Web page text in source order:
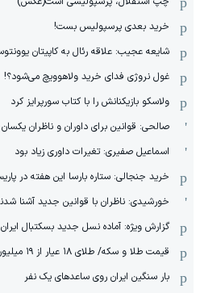
خرید بعدی پرسپولیس بست!
شایعه عجیب: علاقه رئال به کاپیتان
غول نروژی فدای خرید ولاهوویچ می‌شود؟!
ولاسکو بازیکنانش را با کتاب سورپرایز کرد
صالحی: قوانین برای داوران و ناظران
اسماعیل صفیری: تغیرات داوری زیاد بود
خرید جنجالی: ستاره بارسا این هفته در
خورشیدی: ناظران با قوانین جدید آشنا
گزارش ویژه‌: آماده نسل جدید بسکتبال
قیمت طلا و سکه/ طلای ۱۸ عیار از ۱۹ میلیون گذشت
بار سنگین ایران روی ساعدهای یک نفر